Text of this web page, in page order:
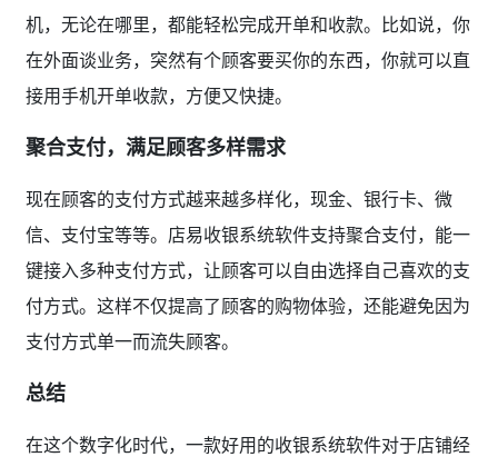
机，无论在哪里，都能轻松完成开单和收款。比如说，你
在外面谈业务，突然有个顾客要买你的东西，你就可以直
接用手机开单收款，方便又快捷。
聚合支付，满足顾客多样需求
现在顾客的支付方式越来越多样化，现金、银行卡、微
信、支付宝等等。店易收银系统软件支持聚合支付，能一
键接入多种支付方式，让顾客可以自由选择自己喜欢的支
付方式。这样不仅提高了顾客的购物体验，还能避免因为
支付方式单一而流失顾客。
总结
在这个数字化时代，一款好用的收银系统软件对于店铺经